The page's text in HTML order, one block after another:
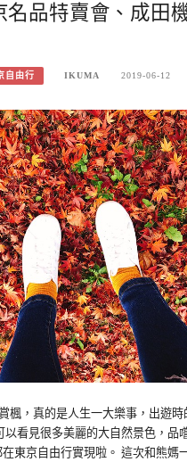
名品特賣會、成田
自由行 IKUMA 2019-06-12
，真的是人生一大樂事，出遊時
以看見很多美麗的大自然景色，品
東京自由行實現啦。 這次和熊媽